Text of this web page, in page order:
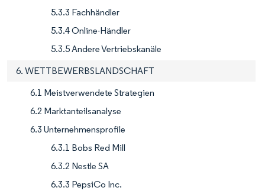
5.3.3 Fachhändler
5.3.4 Online-Händler
5.3.5 Andere Vertriebskanäle
6. WETTBEWERBSLANDSCHAFT
6.1 Meistverwendete Strategien
6.2 Marktanteilsanalyse
6.3 Unternehmensprofile
6.3.1 Bobs Red Mill
6.3.2 Nestle SA
6.3.3 PepsiCo Inc.